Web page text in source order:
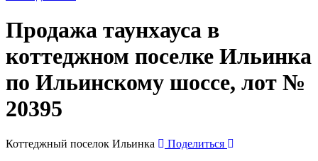
Продажа таунхауса в
коттеджном поселке Ильинка
по Ильинскому шоссе, лот №
20395
Коттеджный поселок Ильинка Поделиться